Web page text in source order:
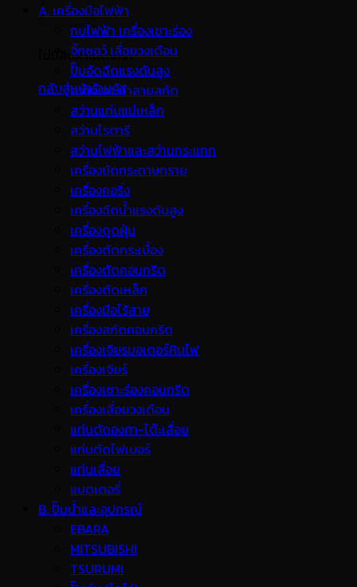
ไม่มีสินค้าในตะกร้า
กลับสู่หน้าร้านค้า
A. เครื่องมือไฟฟ้า
กบไฟฟ้า เครื่องเซาะร่อง
จิ๊กซอว์ เลื่อยวงเดือน
ปั๊มอัดฉีดแรงดันสูง
สว่านเจาะทำลายสกัด
สว่านแท่นแม่เหล็ก
สว่านโรตารี
สว่านไฟฟ้าและสว่านกระแทก
เครื่องขัดกระดาษทราย
เครื่องคอริ่ง
เครื่องฉีดน้ำแรงดันสูง
เครื่องดูดฝุ่น
เครื่องตัดกระเบื้อง
เครื่องตัดคอนกรีต
เครื่องตัดเหล็ก
เครื่องมือไร้สาย
เครื่องสกัดคอนกรีต
เครื่องเจียรมอเตอร์หินไฟ
เครื่องเจียร์
เครื่องเซาะร่องคอนกรีต
เครื่องเลื่อยวงเดือน
แท่นตัดองศา-โต๊ะเลื่อย
แท่นตัดไฟเบอร์
แท่นเลื่อย
แบตเตอรี่
B. ปั๊มน้ำและอุปกรณ์
EBARA
MITSUBISHI
TSURUMI